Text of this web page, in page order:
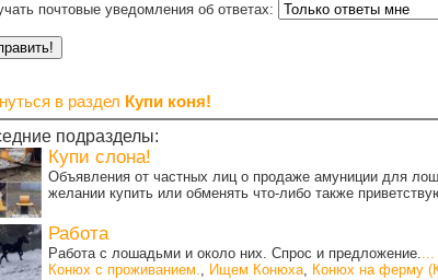
почтовые уведомления об ответах:
в раздел Купи коня!
подразделы:
Купи слона!
Объявления от частных лиц о продаже амуниции для
желании купить или обменять что-либо также
Работа
Работа с лошадьми и около них. Спрос и предложение....
Конюх с проживанием., Ищем Конюха, Конюх на ферму